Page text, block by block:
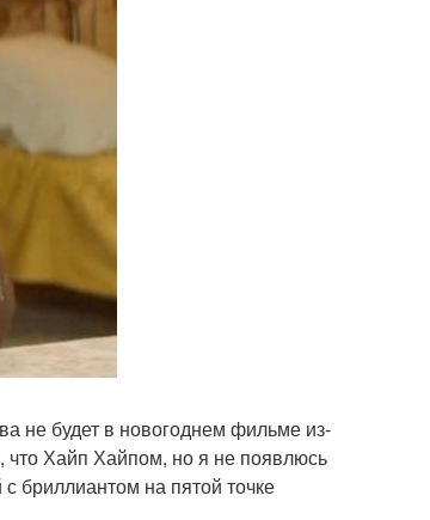
не будет в новогоднем фильме из-
что Хайп Хайпом, но я не появлюсь
бриллиантом на пятой точке